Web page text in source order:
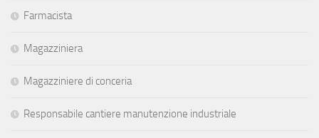
Farmacista
Magazziniera
Magazziniere di conceria
Responsabile cantiere manutenzione industriale